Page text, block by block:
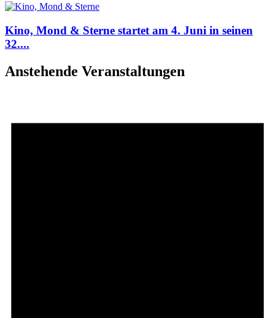
Kino, Mond & Sterne startet am 4. Juni in seinen
32....
Anstehende Veranstaltungen